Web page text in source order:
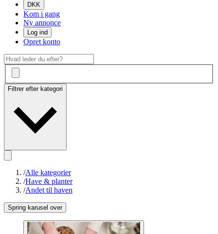
DKK
Kom i gang
Ny annonce
Log ind
Opret konto
Filtrer efter kategori
/Alle kategorier
/Have & planter
/Andet til haven
Spring karusel over